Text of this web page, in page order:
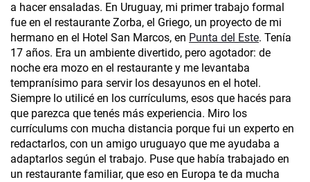
a hacer ensaladas. En Uruguay, mi primer trabajo formal
fue en el restaurante Zorba, el Griego, un proyecto de mi
hermano en el Hotel San Marcos, en Punta del Este. Tenía
17 años. Era un ambiente divertido, pero agotador: de
noche era mozo en el restaurante y me levantaba
tempranísimo para servir los desayunos en el hotel.
Siempre lo utilicé en los currículums, esos que hacés para
que parezca que tenés más experiencia. Miro los
currículums con mucha distancia porque fui un experto en
redactarlos, con un amigo uruguayo que me ayudaba a
adaptarlos según el trabajo. Puse que había trabajado en
un restaurante familiar, que eso en Europa te da mucha